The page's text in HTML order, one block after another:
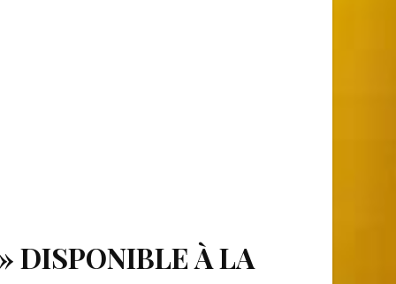
DISPONIBLE À LA